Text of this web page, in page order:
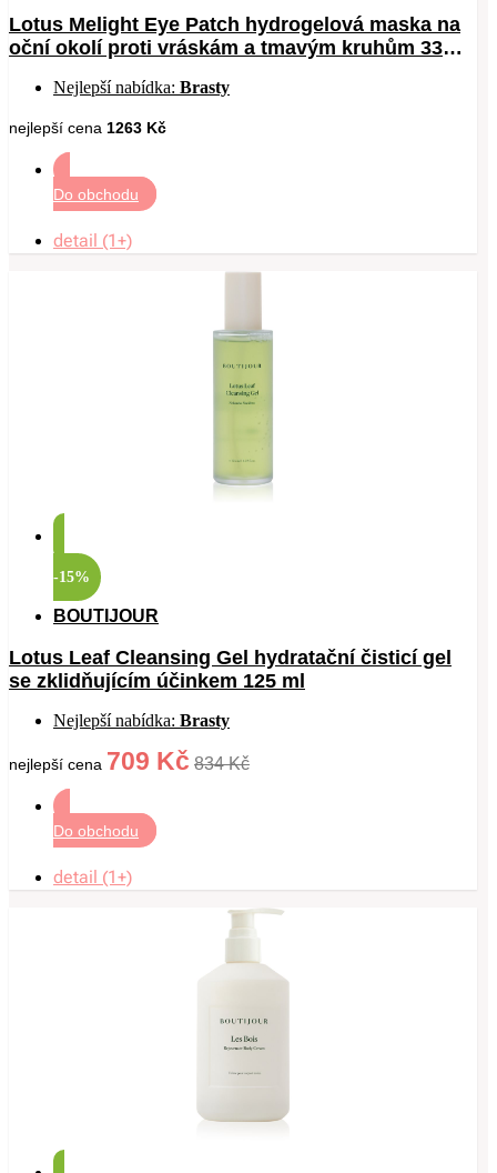
Lotus Melight Eye Patch hydrogelová maska na
oční okolí proti vráskám a tmavým kruhům 33
Nejlepší nabídka: Brasty
nejlepší cena 1263 Kč
Do obchodu
detail (1+)
-15%
BOUTIJOUR
Lotus Leaf Cleansing Gel hydratační čisticí gel
se zklidňujícím účinkem 125 ml
Nejlepší nabídka: Brasty
nejlepší cena 709 Kč 834 Kč
Do obchodu
detail (1+)